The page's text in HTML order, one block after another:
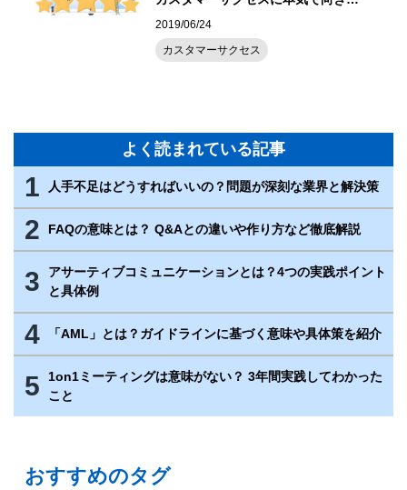
2019/06/24
カスタマーサクセス
よく読まれている記事
1 人手不足はどうすればいいの？問題が深刻な業界と解決策
2 FAQの意味とは？ Q&Aとの違いや作り方など徹底解説
3
アサーティブコミュニケーションとは？4つの実践ポイント
と具体例
4 「AML」とは？ガイドラインに基づく意味や具体策を紹介
5
1on1ミーティングは意味がない？ 3年間実践してわかった
こと
おすすめのタグ